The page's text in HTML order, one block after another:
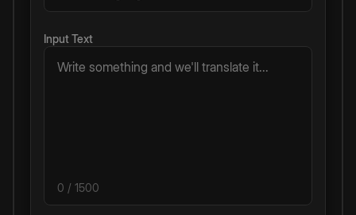
Input Text
0 / 1500